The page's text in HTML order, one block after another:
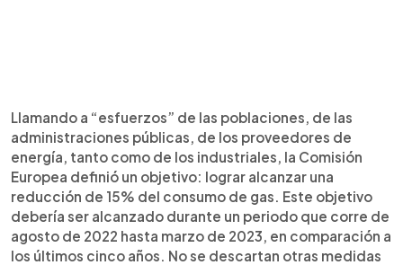
Llamando a “esfuerzos” de las poblaciones, de las
administraciones públicas, de los proveedores de
energía, tanto como de los industriales, la Comisión
Europea definió un objetivo: lograr alcanzar una
reducción de 15% del consumo de gas. Este objetivo
debería ser alcanzado durante un periodo que corre de
agosto de 2022 hasta marzo de 2023, en comparación a
los últimos cinco años. No se descartan otras medidas